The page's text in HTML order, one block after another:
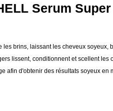
Serum
les brins, laissant les cheveux soyeux,
lissent, conditionnent et scellent les
afin d'obtenir des résultats soyeux en